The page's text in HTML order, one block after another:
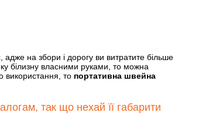
на збори і дорогу ви витратите більше
білизну власними руками, то можна
використання, то портативна швейна
так що нехай її габарити